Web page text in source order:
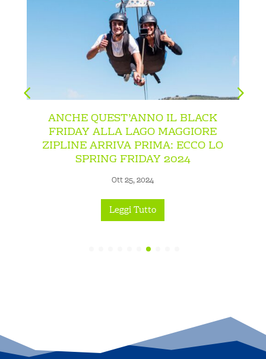
ANCHE QUEST’ANNO IL BLACK
FRIDAY ALLA LAGO MAGGIORE
ZIPLINE ARRIVA PRIMA: ECCO LO
SPRING FRIDAY 2024
Ott 25, 2024
Leggi Tutto